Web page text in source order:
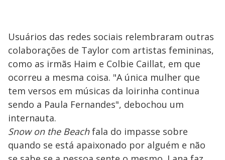
Usuários das redes sociais relembraram outras
colaborações de Taylor com artistas femininas,
como as irmãs Haim e Colbie Caillat, em que
ocorreu a mesma coisa. "A única mulher que
tem versos em músicas da loirinha continua
sendo a Paula Fernandes", debochou um
internauta.
Snow on the Beachfala do impasse sobre
quando se está apaixonado por alguém e não